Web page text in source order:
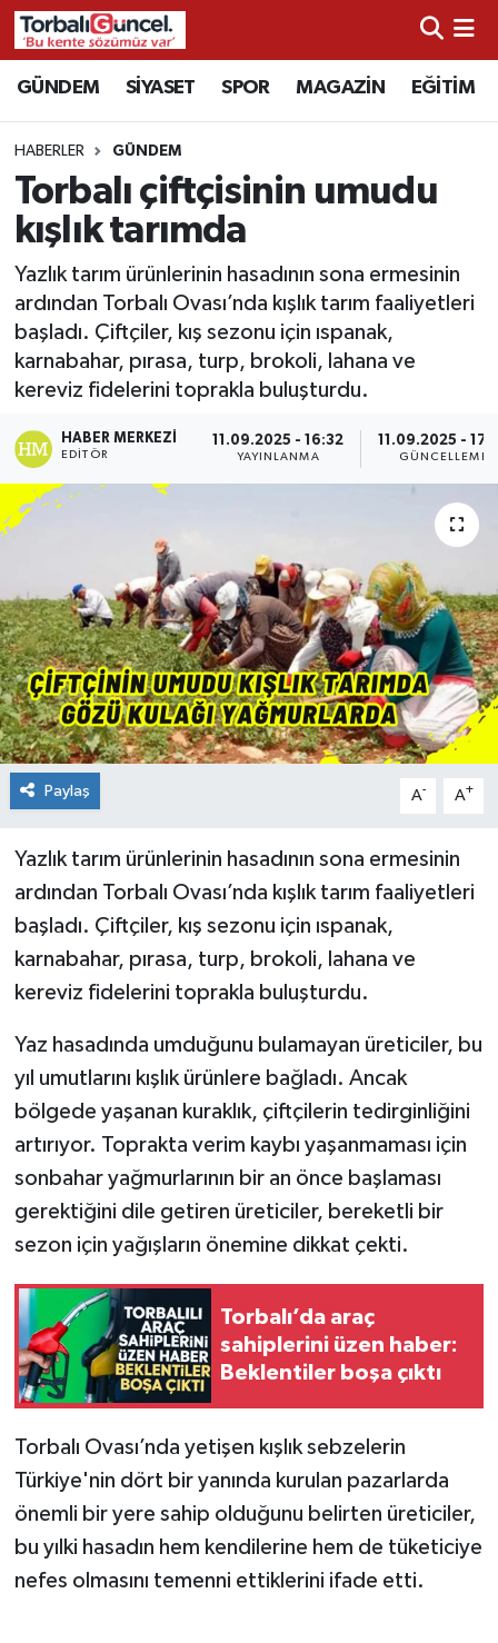
GÜNDEM SİYASET SPOR MAGAZİN EĞİTİM
HABERLER GÜNDEM
Torbalı çiftçisinin umudu
kışlık tarımda
Yazlık tarım ürünlerinin hasadının sona ermesinin
ardından Torbalı Ovası’nda kışlık tarım faaliyetleri
başladı. Çiftçiler, kış sezonu için ıspanak,
karnabahar, pırasa, turp, brokoli, lahana ve
kereviz fidelerini toprakla buluşturdu.
HABER MERKEZI
EDITÖR
11.09.2025 - 16:32
YAYINLANMA
11.09.2025 -
GÜNCELLEME
Paylaş A- A+
Yazlık tarım ürünlerinin hasadının sona ermesinin
ardından Torbalı Ovası’nda kışlık tarım faaliyetleri
başladı. Çiftçiler, kış sezonu için ıspanak,
karnabahar, pırasa, turp, brokoli, lahana ve
kereviz fidelerini toprakla buluşturdu.
Yaz hasadında umduğunu bulamayan üreticiler, bu
yıl umutlarını kışlık ürünlere bağladı. Ancak
bölgede yaşanan kuraklık, çiftçilerin tedirginliğini
artırıyor. Toprakta verim kaybı yaşanmaması için
sonbahar yağmurlarının bir an önce başlaması
gerektiğini dile getiren üreticiler, bereketli bir
sezon için yağışların önemine dikkat çekti.
Torbalı’da araç
sahiplerini üzen haber:
Beklentiler boşa çıktı
Torbalı Ovası’nda yetişen kışlık sebzelerin
Türkiye'nin dört bir yanında kurulan pazarlarda
önemli bir yere sahip olduğunu belirten üreticiler,
bu yılki hasadın hem kendilerine hem de tüketiciye
nefes olmasını temenni ettiklerini ifade etti.
İzmir Nöbetçi Eczaneler
İzmir Hava Durumu
İzmir Namaz Vakitleri
Süper Lig Puan Durumu ve Fikstür
Tüm Manşetler
Haber Arşivi